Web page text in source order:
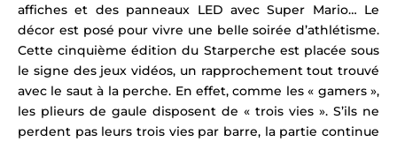
affiches et des panneaux LED avec Super Mario… Le
décor est posé pour vivre une belle soirée d’athlétisme.
Cette cinquième édition du Starperche est placée sous
le signe des jeux vidéos, un rapprochement tout trouvé
avec le saut à la perche. En effet, comme les « gamers »,
les plieurs de gaule disposent de « trois vies ». S’ils ne
perdent pas leurs trois vies par barre, la partie continue